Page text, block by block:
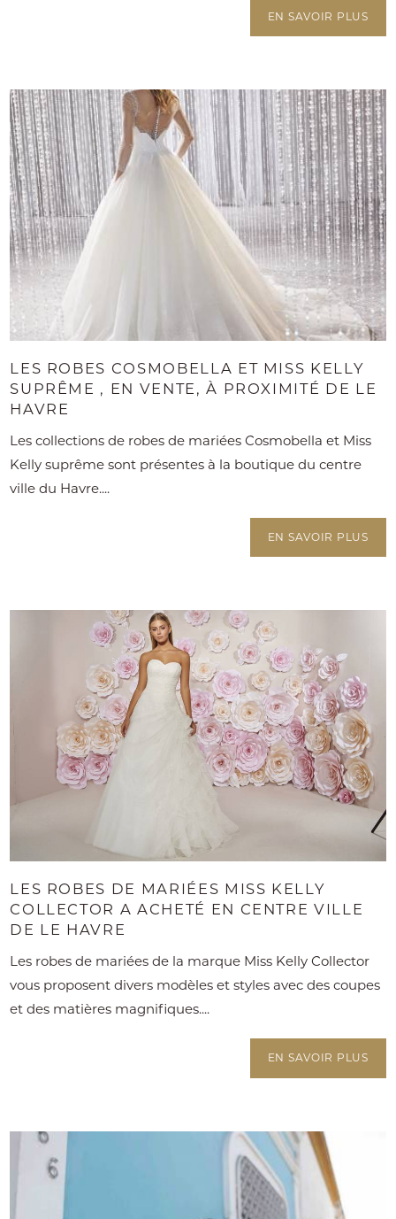
EN SAVOIR PLUS
LES ROBES COSMOBELLA ET MISS KELLY
SUPRÊME , EN VENTE, À PROXIMITÉ DE LE
HAVRE
Les collections de robes de mariées Cosmobella et Miss
Kelly suprême sont présentes à la boutique du centre
ville du Havre....
EN SAVOIR PLUS
LES ROBES DE MARIÉES MISS KELLY
COLLECTOR A ACHETÉ EN CENTRE VILLE
DE LE HAVRE
Les robes de mariées de la marque Miss Kelly Collector
vous proposent divers modèles et styles avec des coupes
et des matières magnifiques....
EN SAVOIR PLUS